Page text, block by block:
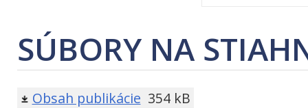
SÚBORY NA
Obsah publikácie 354 kB